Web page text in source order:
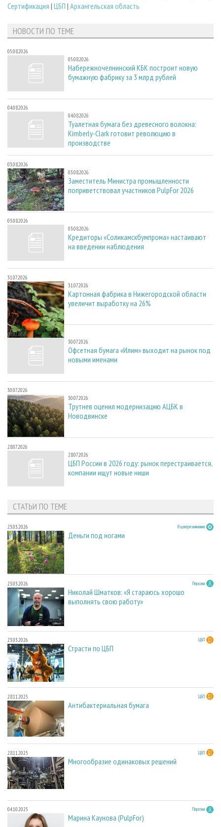
Сертификация | ЦБП | Архангельская область
НОВОСТИ ПО ТЕМЕ
05.08.2026
05.08.2026
Набережночелнинский КБК построит новую
бумажную фабрику за 3 млрд рублей
04.08.2026
04.08.2026
Туалетная бумага без древесного волокна:
Kimberly-Clark готовит революцию в
производстве
03.08.2026
03.08.2026
Заместитель Министра промышленности
поприветствовал участников PulpFor 2026
03.08.2026
03.08.2026
Кредиторы «Соликамскбумпрома» настаивают
на введении наблюдения
31.07.2026
31.07.2026
Картонная фабрика в Нижегородской области
увеличит выработку на 26%
30.07.2026
30.07.2026
Офсетная бумага «Илим» выходит на рынок под
новыми именами
30.07.2026
30.07.2026
Трутнев оценил модернизацию АЦБК в
Новодвинске
28.07.2026
28.07.2026
ЦБП России в 2026 году: рынок перестраивается,
компании ищут новые ниши
СТАТЬИ ПО ТЕМЕ
23.03.2026 В центре внимания
Деньги под ногами
23.03.2026 Персона
Николай Шматков: «Я стараюсь хорошо
выполнять свою работу»
23.03.2026 ЦБП
Страсти по ЦБП
28.11.2025 ЦБП
Антибактериальная бумага
28.11.2025 ЦБП
Многообразие одинаковых решений
04.10.2025 Персона
Марина Каунова (PulpFor)